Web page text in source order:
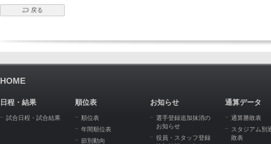
戻る
HOME
日程・結果
試合日程・試合結果
順位表
順位表
年間順位表
節別動向
お知らせ
選手登録追加抹消の
お知らせ
役員・スタッフ登録
通算データ
通算勝敗表
スタジアム別
敗表